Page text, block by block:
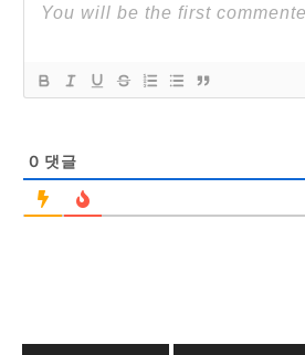
0 댓글